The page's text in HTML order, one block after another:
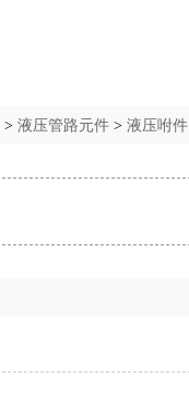
> 液压管路元件 > 液压咐件